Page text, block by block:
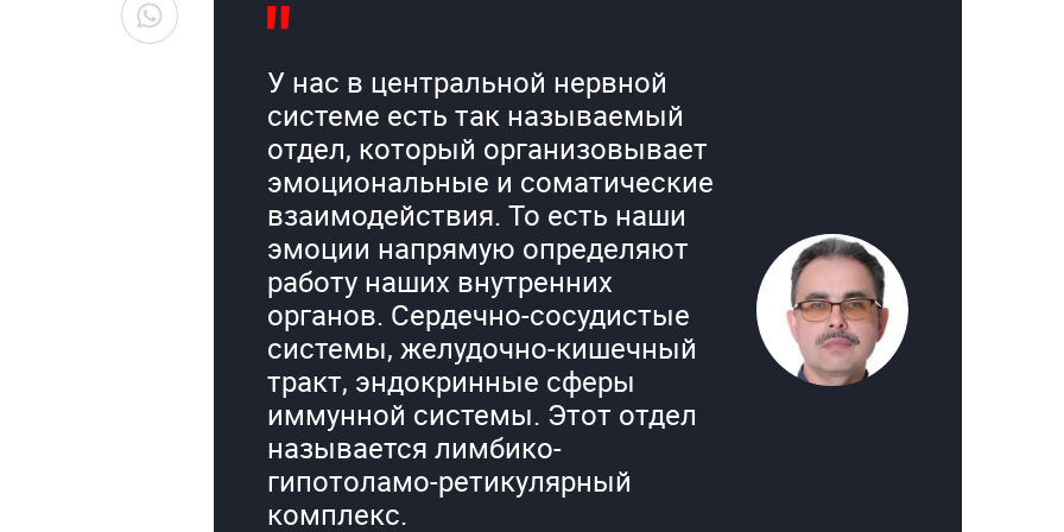
У нас в центральной нервной
системе есть так называемый
отдел, который организовывает
эмоциональные и соматические
взаимодействия. То есть наши
эмоции напрямую определяют
работу наших внутренних
органов. Сердечно-сосудистые
системы, желудочно-кишечный
тракт, эндокринные сферы
иммунной системы. Этот отдел
называется лимбико-
гипотоламо-ретикулярный
комплекс.